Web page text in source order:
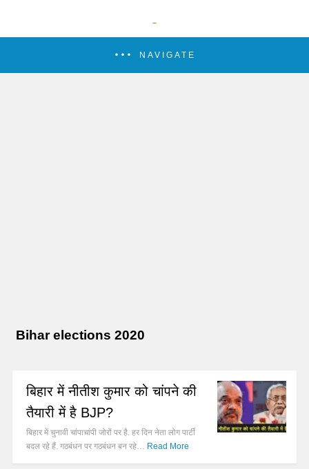
NAVIGATE
Bihar elections 2020
बिहार में नीतीश कुमार को चांपने की
तैयारी में है BJP?
बिहार में चुनावी चांपाचांपी जोरों पर है. हर दिन नेता लोग पार्टी
बदल रहे हैं. गठबंधन पर गठबंधन बन रहे… Read More